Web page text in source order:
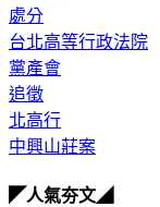
處分
台北高等行政法院
黨產會
追徵
北高行
中興山莊案
◤人氣夯文◢